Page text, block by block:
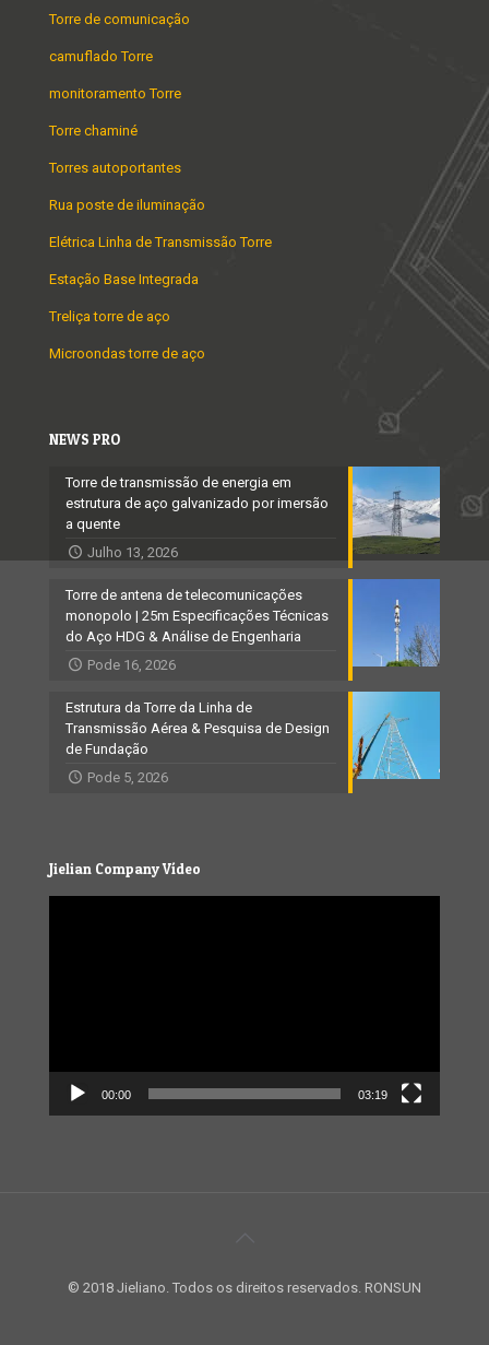
Torre de comunicação
camuflado Torre
monitoramento Torre
Torre chaminé
Torres autoportantes
Rua poste de iluminação
Elétrica Linha de Transmissão Torre
Estação Base Integrada
Treliça torre de aço
Microondas torre de aço
NEWS PRO
Torre de transmissão de energia em
estrutura de aço galvanizado por imersão
a quente
Julho 13, 2026
Torre de antena de telecomunicações
monopolo | 25m Especificações Técnicas
do Aço HDG & Análise de Engenharia
Pode 16, 2026
Estrutura da Torre da Linha de
Transmissão Aérea & Pesquisa de Design
de Fundação
Pode 5, 2026
Jielian Company Vídeo
00:00 03:19
© 2018 Jieliano. Todos os direitos reservados. RONSUN